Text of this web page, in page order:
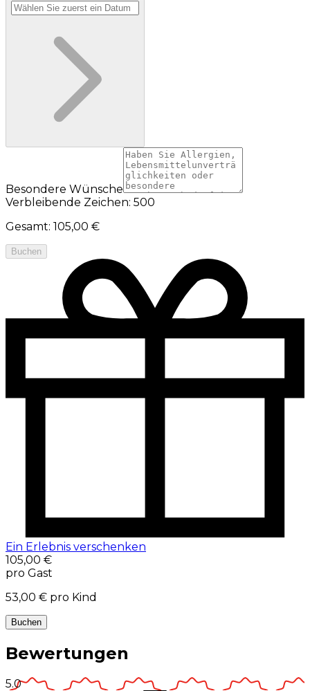
Besondere Wünsche
Verbleibende Zeichen: 500
Gesamt: 105,00 €
Buchen
Ein Erlebnis verschenken
105,00 €
pro Gast
53,00 € pro Kind
Buchen
Bewertungen
5.0